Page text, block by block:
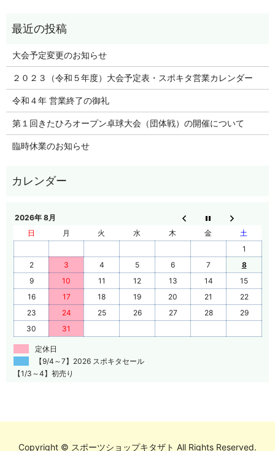
大会予定変更のお知らせ
２０２３（令和５年度）大会予定表・スポキタ営業カレンダー
令和４年 営業終了の御礼
第１回きたひろオープン卓球大会（団体戦）の開催について
臨時休業のお知らせ
2026年 8月
日
月 火 水 木 金
土
1
2
3 4 5 6 7
8
9
10 11 12 13 14
15
16
17 18 19 20 21
22
23
24 25 26 27 28
29
30
31
定休日
【9/4～7】2026 スポキタセール
【1/3～4】初売り
Copyright © スポーツショップキタザト All Rights Reserved.